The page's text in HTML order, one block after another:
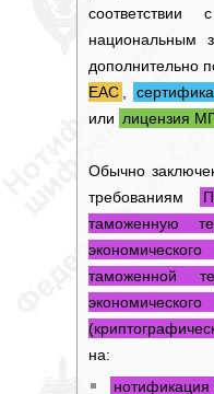
национальным
дополнительно
ЕАС
или лицензия
Обычно
требованиям
таможенную
таможенной
на: